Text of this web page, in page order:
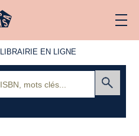
LIBRAIRIE
LIBRAIRIE EN LIGNE